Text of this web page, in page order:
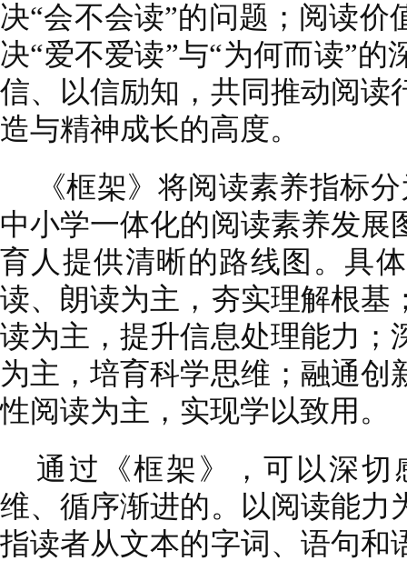
决“会不会读”的问题；阅读
决“爱不爱读”与“为何而读”
信、以信励知，共同推动阅读
造与精神成长的高度。
《框架》将阅读素养指标
中小学一体化的阅读素养发展
育人提供清晰的路线图。具
读、朗读为主，夯实理解根基
读为主，提升信息处理能力；
为主，培育科学思维；融通创
性阅读为主，实现学以致用。
通过《框架》，可以深
维、循序渐进的。以阅读能力
指读者从文本的字词、语句和